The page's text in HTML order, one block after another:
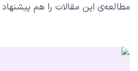
مطالعه‌ی این مقالات را هم